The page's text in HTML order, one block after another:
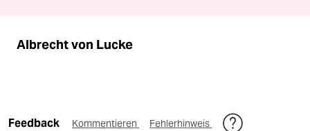
Albrecht von Lucke
Feedback Kommentieren Fehlerhinweis